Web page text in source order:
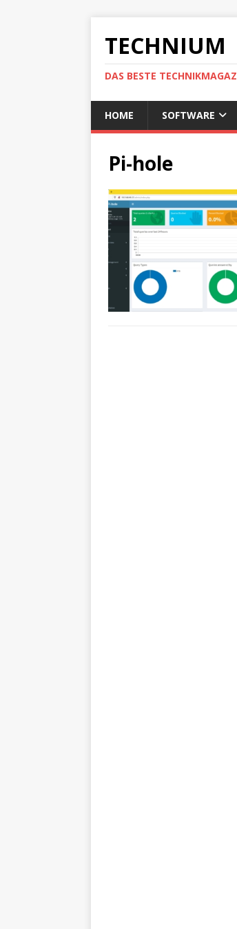
TECHNIUM
DAS BESTE
HOME SOFTWARE
Pi-hole